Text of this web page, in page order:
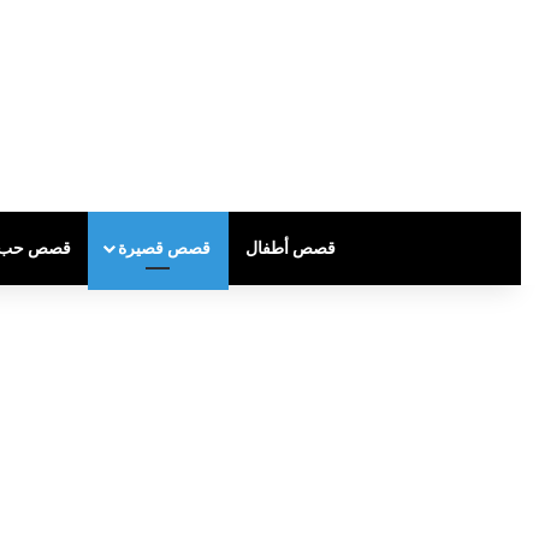
قصص أطفال قصص قصيرة قصص